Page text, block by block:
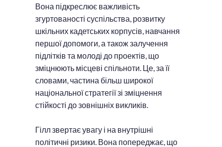
Вона підкреслює важливість
згуртованості суспільства, розвитку
шкільних кадетських корпусів, навчання
першої допомоги, а також залучення
підлітків та молоді до проектів, що
зміцнюють місцеві спільноти. Це, за її
словами, частина більш широкої
національної стратегії зі зміцнення
стійкості до зовнішніх викликів.
Гілл звертає увагу і на внутрішні
політичні ризики. Вона попереджає, що